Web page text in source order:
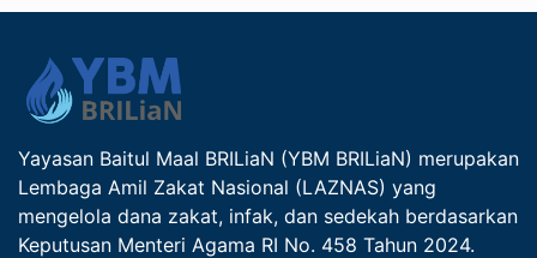
Yayasan Baitul Maal BRILiaN (YBM BRILiaN) merupakan
Lembaga Amil Zakat Nasional (LAZNAS) yang
mengelola dana zakat, infak, dan sedekah berdasarkan
Keputusan Menteri Agama RI No. 458 Tahun 2024.